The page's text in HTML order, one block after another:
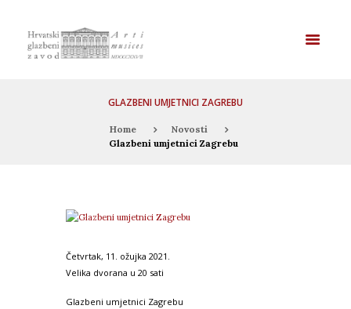
GLAZBENI UMJETNICI ZAGREBU
Home
Novosti
Glazbeni umjetnici Zagrebu
Četvrtak, 11. ožujka 2021.
Velika dvorana u 20 sati
Glazbeni umjetnici Zagrebu